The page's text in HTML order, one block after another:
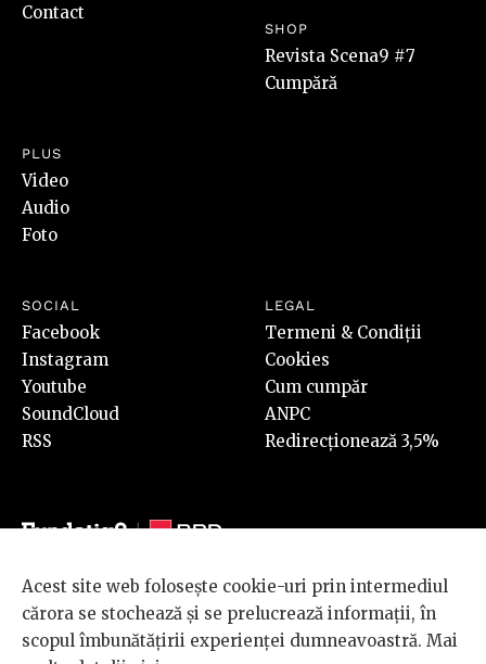
Contact
SHOP
Revista Scena9 #7
Cumpără
PLUS
Video
Audio
Foto
SOCIAL
Facebook
Instagram
Youtube
SoundCloud
RSS
LEGAL
Termeni & Condiții
Cookies
Cum cumpăr
ANPC
Redirecționează 3,5%
© 2026 BRD Groupe Société Générale, toate drepturile rezervate.
Scena 9 este un proiect sustinut de
BRD GROUPE SOCIÉTÉ
GÉNÉRALE
Acest site web folosește cookie-uri prin intermediul
cărora se stochează și se prelucrează informații, în
scopul îmbunătățirii experienței dumneavoastră. Mai